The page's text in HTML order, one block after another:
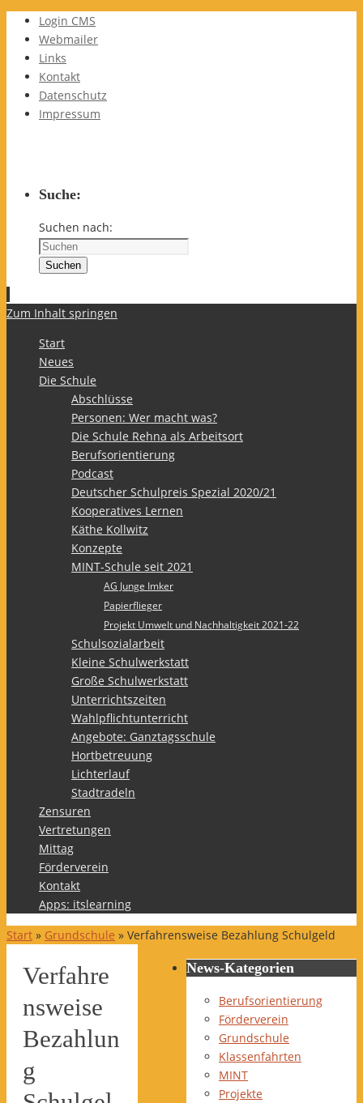
Login CMS
Webmailer
Links
Kontakt
Datenschutz
Impressum
Suche:
Suchen nach:
Suchen
Zum Inhalt springen
Start
Neues
Die Schule
Abschlüsse
Personen: Wer macht was?
Die Schule Rehna als Arbeitsort
Berufsorientierung
Podcast
Deutscher Schulpreis Spezial 2020/21
Kooperatives Lernen
Käthe Kollwitz
Konzepte
MINT-Schule seit 2021
AG Junge Imker
Papierflieger
Projekt Umwelt und Nachhaltigkeit 2021-22
Schulsozialarbeit
Kleine Schulwerkstatt
Große Schulwerkstatt
Unterrichtszeiten
Wahlpflichtunterricht
Angebote: Ganztagsschule
Hortbetreuung
Lichterlauf
Stadtradeln
Zensuren
Vertretungen
Mittag
Förderverein
Kontakt
Apps: itslearning
Start » Grundschule » Verfahrensweise Bezahlung Schulgeld
Verfahre
nsweise
Bezahlun
g
News-Kategorien
Berufsorientierung
Förderverein
Grundschule
Klassenfahrten
MINT
Projekte